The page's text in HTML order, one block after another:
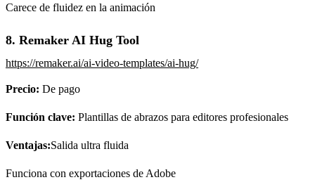
Carece de fluidez en la animación
8. Remaker AI Hug Tool
https://remaker.ai/ai-video-templates/ai-hug/
Precio: De pago
Función clave: Plantillas de abrazos para editores profesionales
Ventajas:Salida ultra fluida
Funciona con exportaciones de Adobe